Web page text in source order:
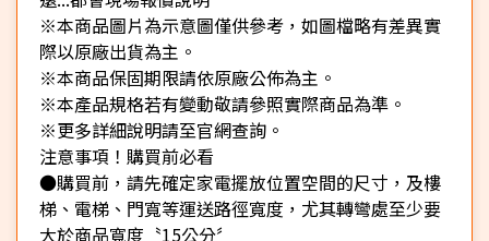
※本商品圖片為示意圖僅供參考，如圖檔略有差異實
際以原廠出貨為主。
※本商品保固期限請依原廠公佈為主。
※本產品規格若有變動敬請參照實際商品為準。
※更多詳細說明請至官網查詢。
注意事項！購買前必看
●購買前，請先確定家電擺放位置空間的尺寸，及樓
梯、電梯、門寬等運送路徑寬度，尤其轉彎處至少要
大於商品寬度〝15公分〞